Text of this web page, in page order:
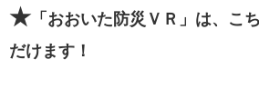
★ 「おおいた防災ＶＲ」は、こ
だけます！